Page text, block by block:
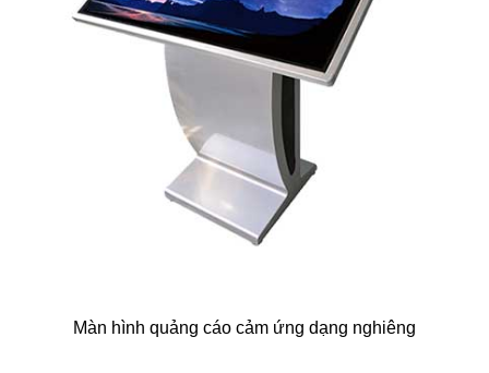
Màn hình quảng cáo cảm ứng dạng nghiêng